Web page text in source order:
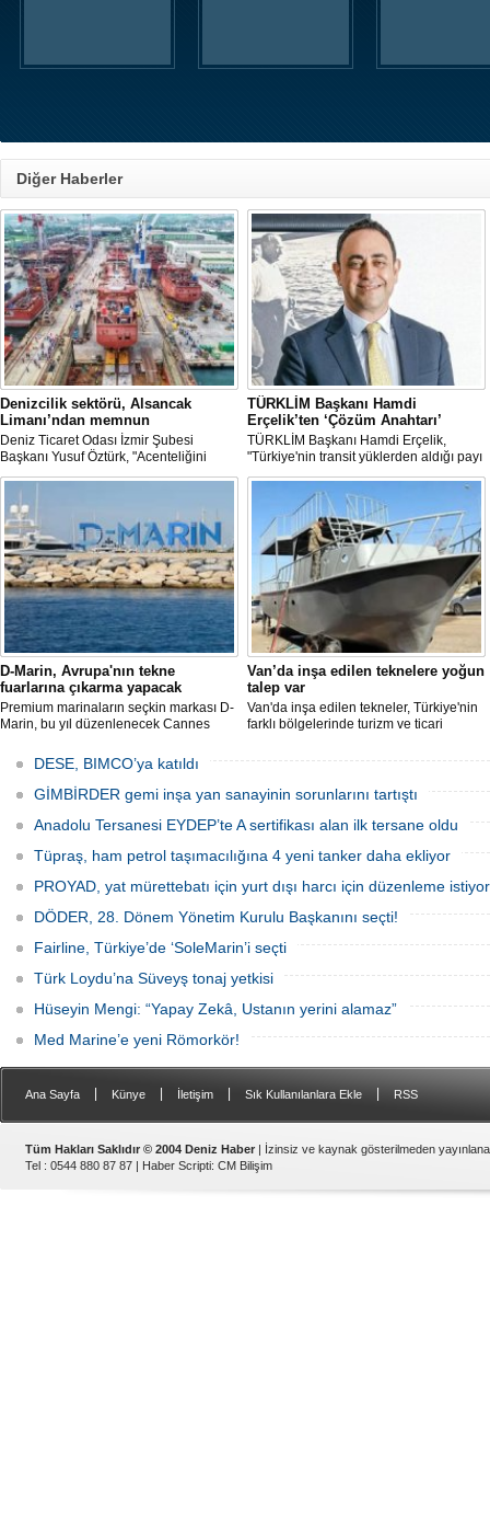
Diğer Haberler
Denizcilik sektörü, Alsancak
Limanı’ndan memnun
Deniz Ticaret Odası İzmir Şubesi
Başkanı Yusuf Öztürk, "Acenteliğini
yaptığımız gemi sayesinde süreci
baştan sona takip etme fırsatı buldum.
İlk günden itibaren hizmet anlayışındaki
değişimi hissettik. Operasyonlar çok
hızlı şekilde tamamlandı" dedi
TÜRKLİM Başkanı Hamdi
Erçelik’ten ‘Çözüm Anahtarı’
TÜRKLİM Başkanı Hamdi Erçelik,
"Türkiye'nin transit yüklerden aldığı payı
artırmak için kamu-özel sektör
eşgüdümünü güçlendirmeli; liman,
demiryolu, kara yolu ve dijital altyapı
yatırımlarını bütüncül bir anlayışla
hayata geçirmeliyiz" dedi.
D-Marin, Avrupa'nın tekne
fuarlarına çıkarma yapacak
Premium marinaların seçkin markası D-
Marin, bu yıl düzenlenecek Cannes
Uluslararası Tekne Fuarı'nda
ziyaretçileriyle yeniden buluşmaya
hazırlanıyor.
Van’da inşa edilen teknelere yoğun
talep var
Van'da inşa edilen tekneler, Türkiye'nin
farklı bölgelerinde turizm ve ticari
göllerle buluşuyor. Müşterilerin
tekneler, donanım ve özelliklerine göre
şekillendirilerek teslim ediliyor.
DESE, BIMCO’ya katıldı
GİMBİRDER gemi inşa yan sanayinin sorunlarını tartıştı
Anadolu Tersanesi EYDEP’te A sertifikası alan ilk tersane oldu
Tüpraş, ham petrol taşımacılığına 4 yeni tanker daha ekliyor
PROYAD, yat mürettebatı için yurt dışı harcı için düzenleme istiyor
DÖDER, 28. Dönem Yönetim Kurulu Başkanını seçti!
Fairline, Türkiye’de ‘SoleMarin’i seçti
Türk Loydu’na Süveyş tonaj yetkisi
Hüseyin Mengi: “Yapay Zekâ, Ustanın yerini alamaz”
Med Marine’e yeni Römorkör!
Ana Sayfa Künye İletişim Sık Kullanılanlara Ekle RSS
Tüm Hakları Saklıdır © 2004 Deniz Haber | İzinsiz ve kaynak gösterilmeden
Tel : 0544 880 87 87 | Haber Scripti: CM Bilişim